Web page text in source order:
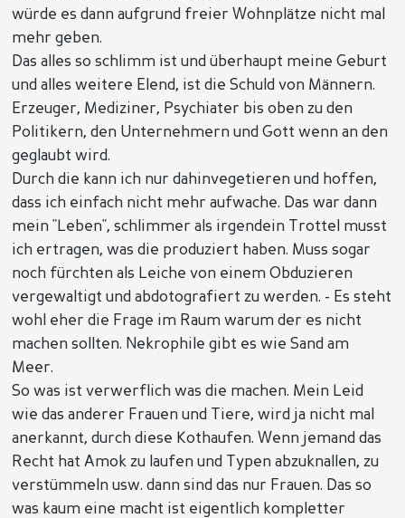
würde es dann aufgrund freier Wohnplätze nicht mal
mehr geben.
Das alles so schlimm ist und überhaupt meine Geburt
und alles weitere Elend, ist die Schuld von Männern.
Erzeuger, Mediziner, Psychiater bis oben zu den
Politikern, den Unternehmern und Gott wenn an den
geglaubt wird.
Durch die kann ich nur dahinvegetieren und hoffen,
dass ich einfach nicht mehr aufwache. Das war dann
mein "Leben", schlimmer als irgendein Trottel musst
ich ertragen, was die produziert haben. Muss sogar
noch fürchten als Leiche von einem Obduzieren
vergewaltigt und abdotografiert zu werden. - Es steht
wohl eher die Frage im Raum warum der es nicht
machen sollten. Nekrophile gibt es wie Sand am
Meer.
So was ist verwerflich was die machen. Mein Leid
wie das anderer Frauen und Tiere, wird ja nicht mal
anerkannt, durch diese Kothaufen. Wenn jemand das
Recht hat Amok zu laufen und Typen abzuknallen, zu
verstümmeln usw. dann sind das nur Frauen. Das so
was kaum eine macht ist eigentlich kompletter